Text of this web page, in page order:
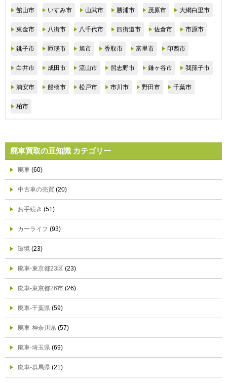
館山市 いすみ市 山武市 勝浦市 茂原市 大網白里市
東金市 八街市 八千代市 四街道市 佐倉市 市原市
銚子市 匝瑳市 旭市 香取市 富里市 印西市
白井市 成田市 流山市 習志野市 鎌ヶ谷市 我孫子市
浦安市 船橋市 松戸市 市川市 野田市 千葉市
柏市
廃車買取の豆知識 カテゴリー
廃車 (60)
中古車の売買 (20)
お手続き (51)
カーライフ (93)
環境 (23)
廃車-東京都23区 (23)
廃車-東京都26市 (26)
廃車-千葉県 (59)
廃車-神奈川県 (57)
廃車-埼玉県 (69)
廃車-群馬県 (21)